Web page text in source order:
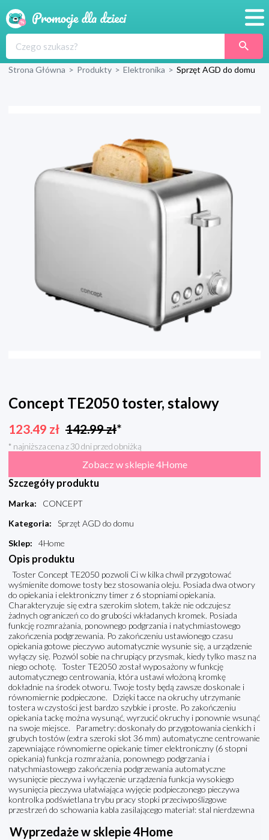
Produkty
Wyprawka
Strona Główna > Produkty > Elektronika > Sprzęt AGD do domu
Concept TE2050 toster, stalowy
123.49 zł 142.99zł*
* najniższa cena z 30 dni przed obniżką
Zobacz w sklepie 4Home
Szczegóły produktu
Marka:
CONCEPT
Kategoria:
Sprzęt AGD do domu
Sklep: 4Home
Opis produktu
Toster Concept TE2050 pozwoli Ci w kilka chwil przygotować
wyśmienite domowe tosty bez stosowania oleju. Posiada dwa otwory
do opiekania i elektroniczny timer z 6 stopniami opiekania.
Charakteryzuje się extra szerokim slotem, także nie odczujesz
żadnych ograniczeń co do grubości wkładanych kromek. Posiada
funkcję rozmrażania, ponownego podgrzania i natychmiastowego
zakończenia podgrzewania. Po zakończeniu ustawionego czasu
opiekania gotowe pieczywo automatycznie wysunie się, a urządzenie
wyłączy się. Pozwól sobie na chrupiący przysmak, kiedy tylko masz na
niego ochotę. Toster TE2050 został wyposażony w funkcję
automatycznego centrowania, która ustawi włożoną kromkę
dokładnie na środek otworu. Twoje tosty będą zawsze doskonale i
równomiernie podpieczone. Dzięki tacce na okruchy utrzymanie
tostera w czystości jest bardzo szybkie i proste. Po zakończeniu
opiekania tackę można wysunąć, wyrzucić okruchy i ponownie wsunąć
na swoje miejsce. Parametry: doskonały do przygotowania cienkich i
grubych tostów (extra szeroki slot 36 mm) automatyczne centrowanie
zapewniające równomierne opiekanie timer elektroniczny (6 stopni
opiekania) funkcja rozmrażania, ponownego podgrzania i
natychmiastowego zakończenia podgrzewania automatyczne
wysunięcie pieczywa i wyłączenie urządzenia funkcja wysokiego
wysunięcia pieczywa ułatwiająca wyjęcie podpieczonego pieczywa
kontrolka podświetlana trybu pracy stopki przeciwpoślizgowe
przestrzeń do schowania kabla zasilającego materiał: stal nierdzewna
Wyprzedaże w sklepie 4Home